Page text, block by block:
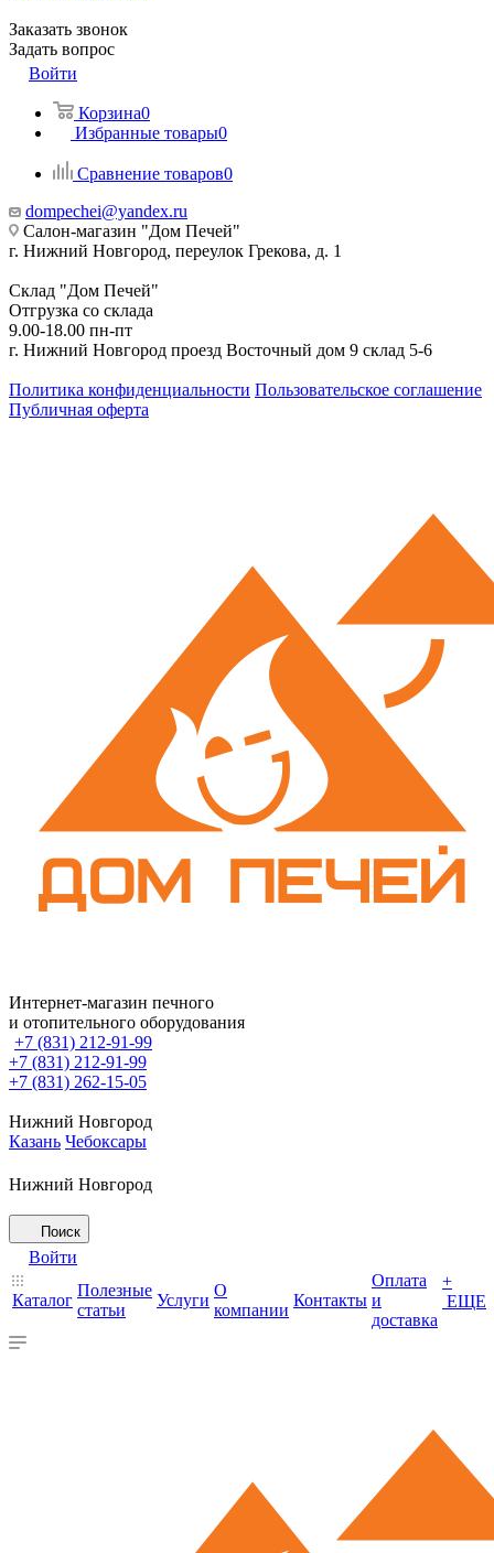
Заказать звонок
Задать вопрос
Войти
Корзина0
Избранные товары0
Сравнение товаров0
dompechei@yandex.ru
Салон-магазин "Дом Печей"
г. Нижний Новгород, переулок Грекова, д. 1
Склад "Дом Печей"
Отгрузка со склада
9.00-18.00 пн-пт
г. Нижний Новгород проезд Восточный дом 9 склад 5-6
Политика конфиденциальности Пользовательское соглашение
Публичная оферта
Интернет-магазин печного
и отопительного оборудования
+7 (831) 212-91-99
+7 (831) 212-91-99
+7 (831) 262-15-05
Нижний Новгород
Казань Чебоксары
Нижний Новгород
Поиск
Войти
Каталог
Полезные
статьи
Услуги
О
компании
Контакты
Оплата
и
доставка
+
ЕЩЕ